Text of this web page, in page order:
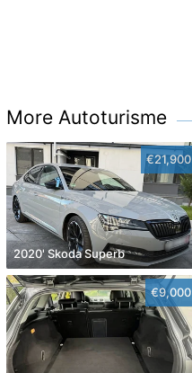
More Autoturisme
€21,900
2020' Skoda Superb
€9,000